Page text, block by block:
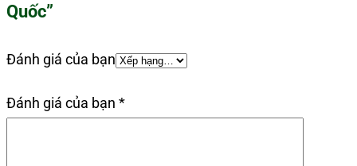
Quốc”
Đánh giá của bạn
Đánh giá của bạn *